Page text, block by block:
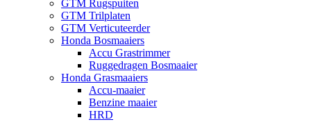
GTM Rugspuiten
GTM Trilplaten
GTM Verticuteerder
Honda Bosmaaiers
Accu Grastrimmer
Ruggedragen Bosmaaier
Honda Grasmaaiers
Accu-maaier
Benzine maaier
HRD